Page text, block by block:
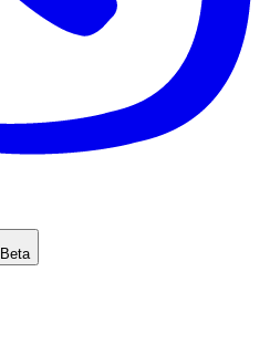
Beta